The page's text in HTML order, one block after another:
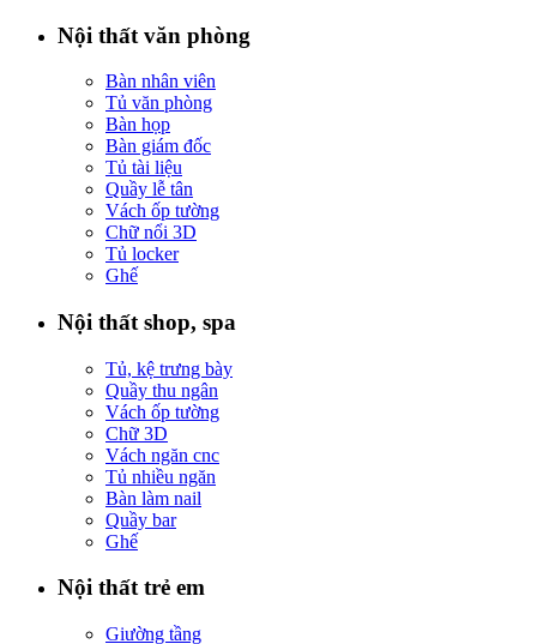
Nội thất văn phòng
Bàn nhân viên
Tủ văn phòng
Bàn họp
Bàn giám đốc
Tủ tài liệu
Quầy lễ tân
Vách ốp tường
Chữ nổi 3D
Tủ locker
Ghế
Nội thất shop, spa
Tủ, kệ trưng bày
Quầy thu ngân
Vách ốp tường
Chữ 3D
Vách ngăn cnc
Tủ nhiều ngăn
Bàn làm nail
Quầy bar
Ghế
Nội thất trẻ em
Giường tầng